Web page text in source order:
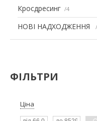
Кросдресинг 4
НОВІ НАДХОДЖЕННЯ
ФІЛЬТРИ
Ціна